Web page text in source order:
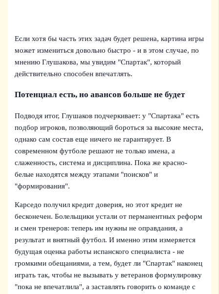
Если хотя бы часть этих задач будет решена, картина игры
может измениться довольно быстро - и в этом случае, по
мнению Глушакова, мы увидим "Спартак", который
действительно способен впечатлять.
Потенциал есть, но авансов больше не будет
Подводя итог, Глушаков подчеркивает: у "Спартака" есть
подбор игроков, позволяющий бороться за высокие места,
однако сам состав еще ничего не гарантирует. В
современном футболе решают не только имена, а
слаженность, система и дисциплина. Пока же красно-
белые находятся между этапами "поисков" и
"формирования".
Карседо получил кредит доверия, но этот кредит не
бесконечен. Болельщики устали от перманентных реформ
и смен тренеров: теперь им нужны не оправдания, а
результат и внятный футбол. И именно этим измеряется
будущая оценка работы испанского специалиста - не
громкими обещаниями, а тем, будет ли "Спартак" наконец
играть так, чтобы не вызывать у ветеранов формулировку
"пока не впечатлила", а заставлять говорить о команде с